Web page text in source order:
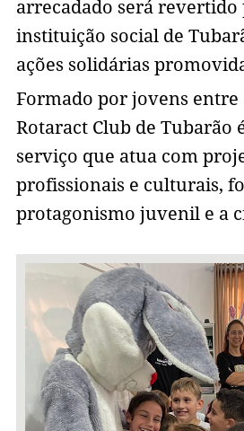
arrecadado será revertido
instituição social de
ações solidárias
Formado por jovens entre
Rotaract Club de Tubarão
serviço que atua com
profissionais e culturais,
protagonismo juvenil e a